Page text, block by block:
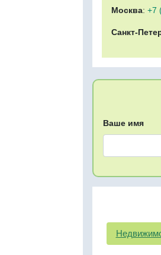
Москва: +7
Санкт-
Ваше имя